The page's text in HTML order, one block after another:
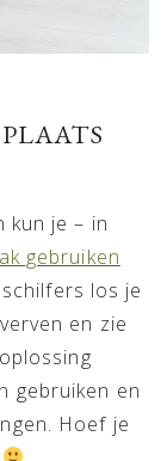
kun je – in
gebruiken
los je
en zie
gebruiken en
Hoef je